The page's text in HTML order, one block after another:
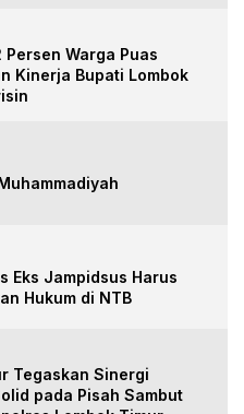
Persen Warga Puas
Kinerja Bupati Lombok
Eks Jampidsus Harus
Hukum di NTB
Tegaskan Sinergi
pada Pisah Sambut